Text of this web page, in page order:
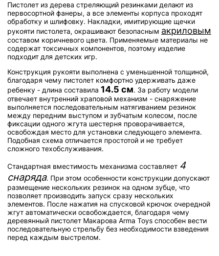
Пистолет из дерева стреляющий резинками делают из
первосортной фанеры, а все элементы корпуса проходят
обработку и шлифовку. Накладки, имитирующие щечки
рукояти пистолета, окрашивают безопасным акриловым
составом коричневого цвета. Применяемые материалы не
содержат токсичных компонентов, поэтому изделие
подходит для детских игр.
Конструкция рукояти выполнена с уменьшенной толщиной,
благодаря чему пистолет комфортно удерживать даже
ребенку - длина составила 14.5 см. За работу модели
отвечает внутренний храповой механизм - снаряжение
выполняется последовательным натягиванием резинок
между передним выступом и зубчатым колесом, после
фиксации одного жгута шестерня проворачивается,
освобождая место для установки следующего элемента.
Подобная схема отличается простотой и не требует
сложного техобслуживания.
Стандартная вместимость механизма составляет 4
снаряда. При этом особенности конструкции допускают
размещение нескольких резинок на одном зубце, что
позволяет производить запуск сразу нескольких
элементов. После нажатия на спусковой крючок очередной
жгут автоматически освобождается, благодаря чему
деревянный пистолет Макарова Arma Toys способен вести
последовательную стрельбу без необходимости взведения
перед каждым выстрелом.